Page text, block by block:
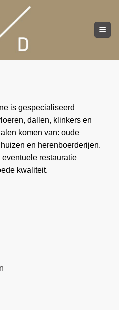
is gespecialiseerd
dallen, klinkers en
komen van: oude
en herenboerderijen.
restauratie
kwaliteit.